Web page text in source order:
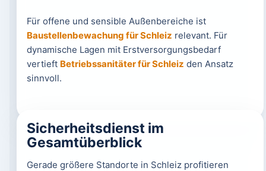
Für offene und sensible Außenbereiche ist
Baustellenbewachung für Schleiz relevant. Für
dynamische Lagen mit Erstversorgungsbedarf
vertieft Betriebssanitäter für Schleiz den Ansatz
sinnvoll.
Sicherheitsdienst im
Gesamtüberblick
Gerade größere Standorte in Schleiz profitieren